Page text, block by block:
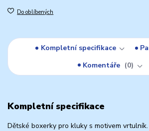
Do oblíbených
Kompletní specifikace
Komentáře
0
Kompletní specifikace
Dětské boxerky pro kluky s motivem